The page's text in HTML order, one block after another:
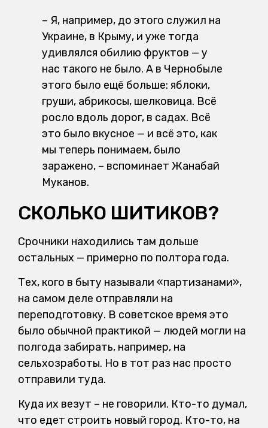
– Я, например, до этого служил на
Украине, в Крыму, и уже тогда
удивлялся обилию фруктов — у
нас такого не было. А в Чернобыле
этого было ещё больше: яблоки,
груши, абрикосы, шелковица. Всё
росло вдоль дорог, в садах. Всё
это было вкусное — и всё это, как
мы теперь понимаем, было
заражено, – вспоминает Жанабай
Муканов.
СКОЛЬКО ШИТИКОВ?
Срочники находились там дольше
остальных — примерно по полтора года.
Тех, кого в быту называли «партизанами»,
на самом деле отправляли на
переподготовку. В советское время это
было обычной практикой — людей могли на
полгода забирать, например, на
сельхозработы. Но в тот раз нас просто
отправили туда.
Куда их везут – не говорили. Кто-то думал,
что едет строить новый город. Кто-то, на